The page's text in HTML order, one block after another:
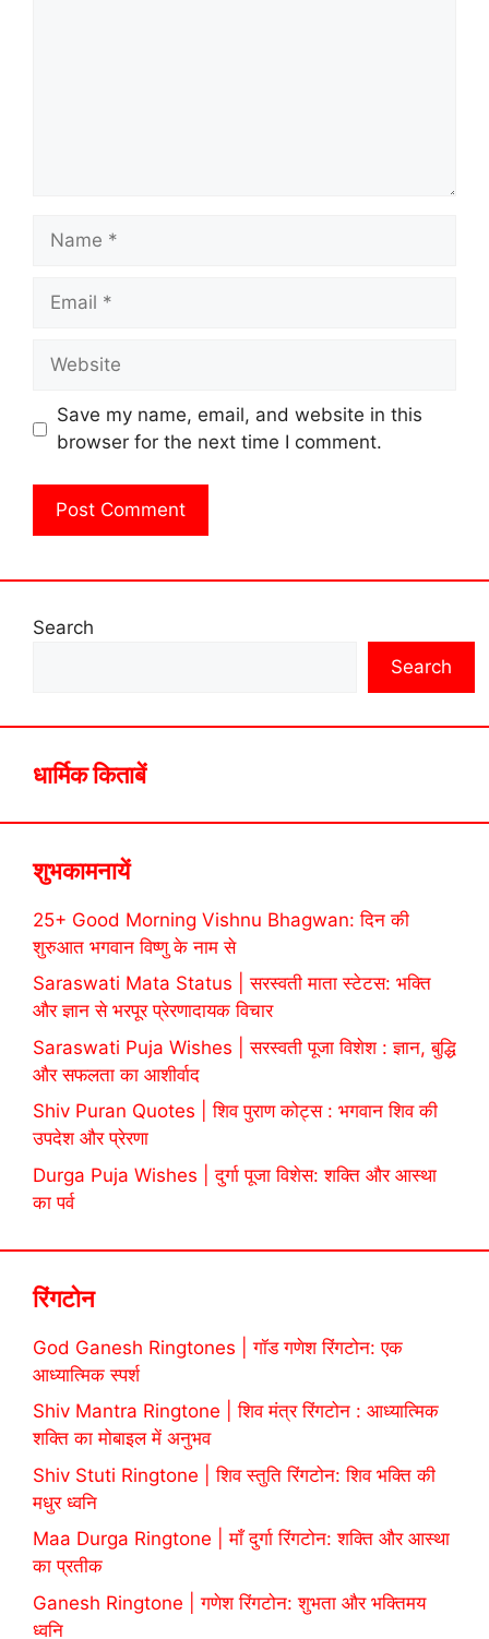
Name
Email
Website
Save my name, email, and website in this
browser for the next time I comment.
Search
Search
धार्मिक किताबें
शुभकामनायें
25+ Good Morning Vishnu Bhagwan: दिन की
शुरुआत भगवान विष्णु के नाम से
Saraswati Mata Status | सरस्वती माता स्टेटस: भक्ति
और ज्ञान से भरपूर प्रेरणादायक विचार
Saraswati Puja Wishes | सरस्वती पूजा विशेश : ज्ञान, बुद्धि
और सफलता का आशीर्वाद
Shiv Puran Quotes | शिव पुराण कोट्स : भगवान शिव की
उपदेश और प्रेरणा
Durga Puja Wishes | दुर्गा पूजा विशेस: शक्ति और आस्था
का पर्व
रिंगटोन
God Ganesh Ringtones | गॉड गणेश रिंगटोन: एक
आध्यात्मिक स्पर्श
Shiv Mantra Ringtone | शिव मंत्र रिंगटोन : आध्यात्मिक
शक्ति का मोबाइल में अनुभव
Shiv Stuti Ringtone | शिव स्तुति रिंगटोन: शिव भक्ति की
मधुर ध्वनि
Maa Durga Ringtone | माँ दुर्गा रिंगटोन: शक्ति और आस्था
का प्रतीक
Ganesh Ringtone | गणेश रिंगटोन: शुभता और भक्तिमय
ध्वनि